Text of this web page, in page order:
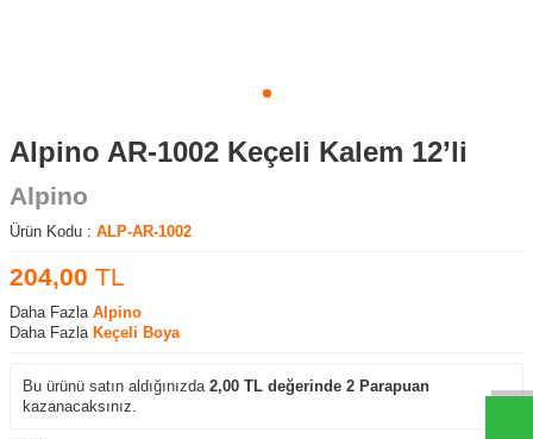
Alpino AR-1002 Keçeli Kalem 12’li
Alpino
Ürün Kodu : ALP-AR-1002
204,00 TL
Daha Fazla Alpino
Daha Fazla Keçeli Boya
Bu ürünü satın aldığınızda 2,00 TL değerinde 2 Parapuan
kazanacaksınız.